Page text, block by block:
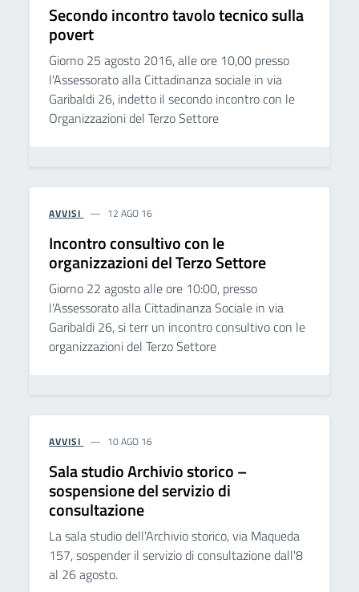
Secondo incontro tavolo tecnico sulla
povert
Giorno 25 agosto 2016, alle ore 10,00 presso
l'Assessorato alla Cittadinanza sociale in via
Garibaldi 26, indetto il secondo incontro con le
Organizzazioni del Terzo Settore
AVVISI 12 AGO 16
Incontro consultivo con le
organizzazioni del Terzo Settore
Giorno 22 agosto alle ore 10:00, presso
l'Assessorato alla Cittadinanza Sociale in via
Garibaldi 26, si terr un incontro consultivo con le
organizzazioni del Terzo Settore
AVVISI 10 AGO 16
Sala studio Archivio storico –
sospensione del servizio di
consultazione
La sala studio dell'Archivio storico, via Maqueda
157, sospender il servizio di consultazione dall'8
al 26 agosto.